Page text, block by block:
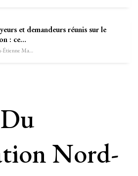
et demandeurs réunis sur le
: ce…
Sébastien-Étienne Marechal
Nord-